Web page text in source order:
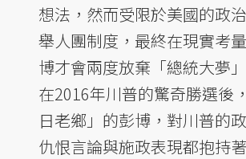
想法，然而受限於美國的政
舉人團制度，最終在現實考
博才會兩度放棄「總統大夢」
在2016年川普的驚奇勝選後
日老鄉」的彭博，對川普的
仇恨言論與施政表現都抱持